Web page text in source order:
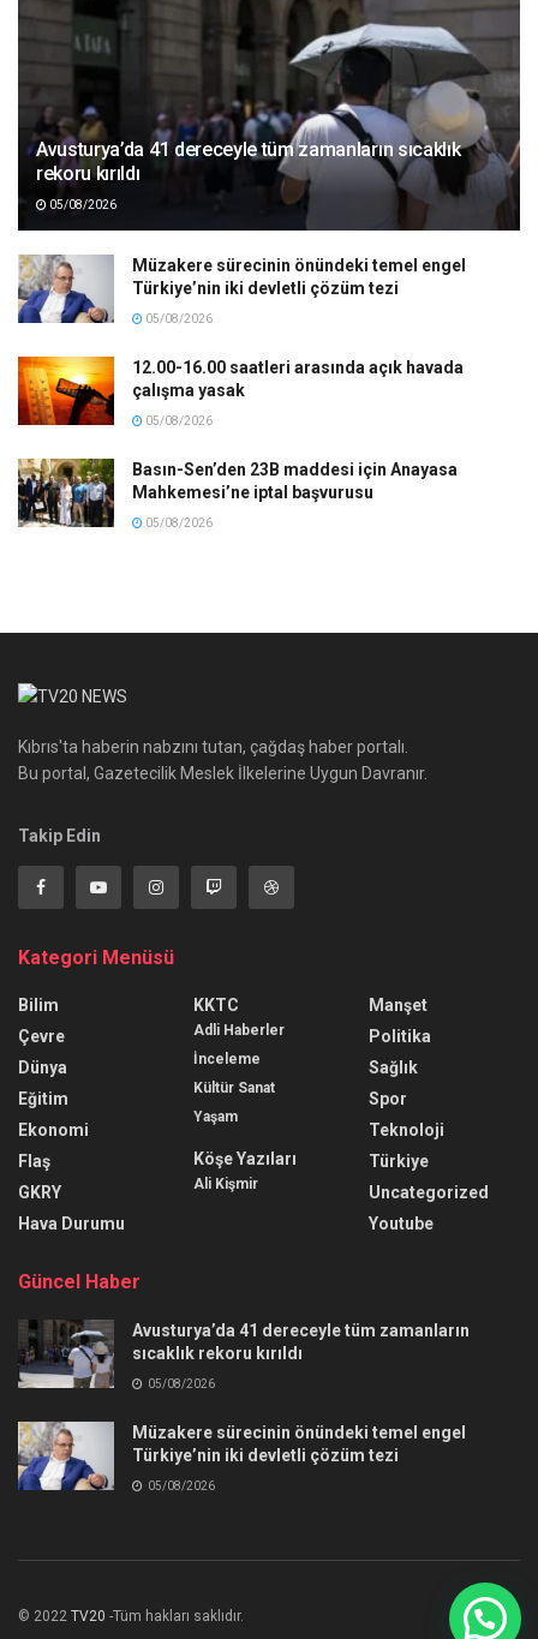
Avusturya’da 41 dereceyle tüm zamanların sıcaklık
rekoru kırıldı
05/08/2026
Müzakere sürecinin önündeki temel engel
Türkiye’nin iki devletli çözüm tezi
05/08/2026
12.00-16.00 saatleri arasında açık havada
çalışma yasak
05/08/2026
Basın-Sen’den 23B maddesi için Anayasa
Mahkemesi’ne iptal başvurusu
05/08/2026
Kıbrıs'ta haberin nabzını tutan, çağdaş haber portalı.
Bu portal, Gazetecilik Meslek İlkelerine Uygun Davranır.
Takip Edin
Kategori Menüsü
Bilim
Çevre
Dünya
Eğitim
Ekonomi
Flaş
GKRY
Hava Durumu
KKTC
Adli Haberler
İnceleme
Kültür Sanat
Yaşam
Köşe Yazıları
Ali Kişmir
Manşet
Politika
Sağlık
Spor
Teknoloji
Türkiye
Uncategorized
Youtube
Güncel Haber
Avusturya’da 41 dereceyle tüm zamanların
sıcaklık rekoru kırıldı
05/08/2026
Müzakere sürecinin önündeki temel engel
Türkiye’nin iki devletli çözüm tezi
05/08/2026
© 2022 TV20 -Tüm hakları saklıdır.